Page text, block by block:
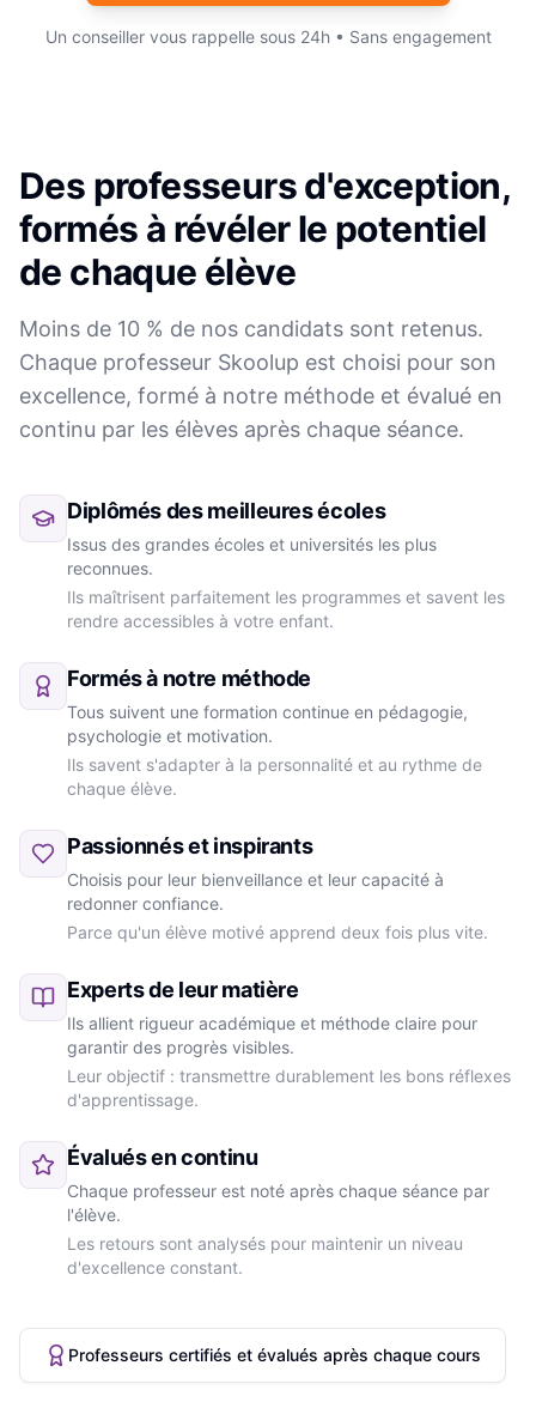
Un conseiller vous rappelle sous 24h • Sans engagement
Des professeurs d'exception,
formés à révéler le potentiel
de chaque élève
Moins de 10 % de nos candidats sont retenus.
Chaque professeur Skoolup est choisi pour son
excellence, formé à notre méthode et évalué en
continu par les élèves après chaque séance.
Diplômés des meilleures écoles
Issus des grandes écoles et universités les plus
reconnues.
Ils maîtrisent parfaitement les programmes et savent les
rendre accessibles à votre enfant.
Formés à notre méthode
Tous suivent une formation continue en pédagogie,
psychologie et motivation.
Ils savent s'adapter à la personnalité et au rythme de
chaque élève.
Passionnés et inspirants
Choisis pour leur bienveillance et leur capacité à
redonner confiance.
Parce qu'un élève motivé apprend deux fois plus vite.
Experts de leur matière
Ils allient rigueur académique et méthode claire pour
garantir des progrès visibles.
Leur objectif : transmettre durablement les bons réflexes
d'apprentissage.
Évalués en continu
Chaque professeur est noté après chaque séance par
l'élève.
Les retours sont analysés pour maintenir un niveau
d'excellence constant.
Professeurs certifiés et évalués après chaque cours